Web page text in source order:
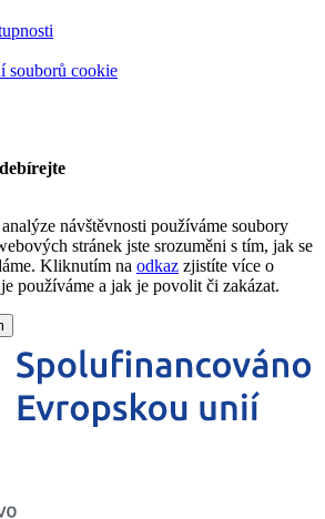
souborů cookie
návštěvnosti používáme soubory
stránek jste srozuměni s tím, jak se
Kliknutím na odkaz zjistíte více o
používáme a jak je povolit či zakázat.